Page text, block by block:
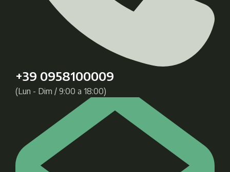
+39 0958100009
(Lun - Dim / 9:00 a 18:00)